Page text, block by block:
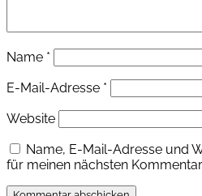
Name *
E-Mail-Adresse *
Website
Name, E-Mail-Adresse und
für meinen nächsten